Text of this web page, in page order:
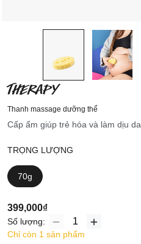
THERAPY
Thanh massage dưỡng thể
Cấp ẩm giúp trẻ hóa và làm dịu da
TRỌNG LƯỢNG
70g
399,000₫
Chỉ còn 1 sản phẩm
Số lượng: